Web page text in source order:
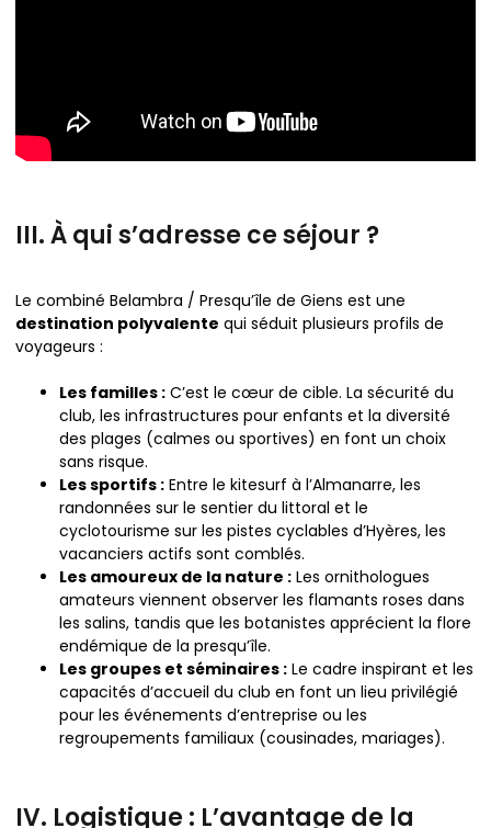
III. À qui s’adresse ce séjour ?
Le combiné Belambra / Presqu’île de Giens est une
destination polyvalente qui séduit plusieurs profils de
voyageurs :
Les familles : C’est le cœur de cible. La sécurité du
club, les infrastructures pour enfants et la diversité
des plages (calmes ou sportives) en font un choix
sans risque.
Les sportifs : Entre le kitesurf à l’Almanarre, les
randonnées sur le sentier du littoral et le
cyclotourisme sur les pistes cyclables d’Hyères, les
vacanciers actifs sont comblés.
Les amoureux de la nature : Les ornithologues
amateurs viennent observer les flamants roses dans
les salins, tandis que les botanistes apprécient la flore
endémique de la presqu’île.
Les groupes et séminaires : Le cadre inspirant et les
capacités d’accueil du club en font un lieu privilégié
pour les événements d’entreprise ou les
regroupements familiaux (cousinades, mariages).
IV. Logistique : L’avantage de la